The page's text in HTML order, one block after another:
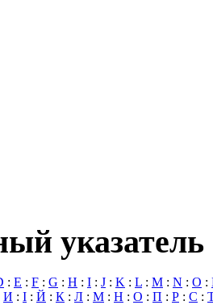
указатель
: E : F : G : H : I : J : K : L : M : N : O :
И : І : Й : К : Л : М : Н : О : П : Р : С :